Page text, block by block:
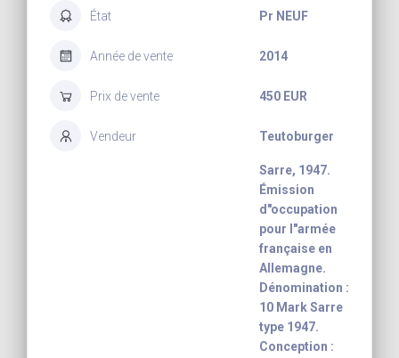
État Pr NEUF
Année de vente 2014
Prix de vente 450 EUR
Vendeur Teutoburger
Sarre, 1947.
Émission
d"occupation
pour l"armée
française en
Allemagne.
Dénomination :
10 Mark Sarre
type 1947.
Conception :